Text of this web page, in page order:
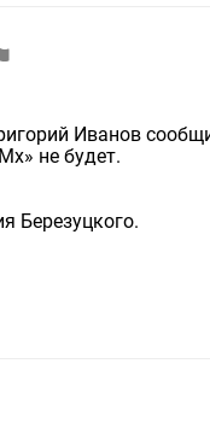
Иванов
не будет.
Березуцкого.